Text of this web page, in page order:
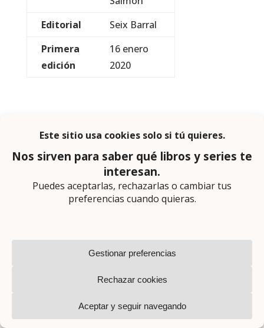
Editorial
Seix Barral
Primera
edición
16 enero
2020
Montse Martín
amor a los libros.
Que ser valiente no salga tan caro, que ser cobarde